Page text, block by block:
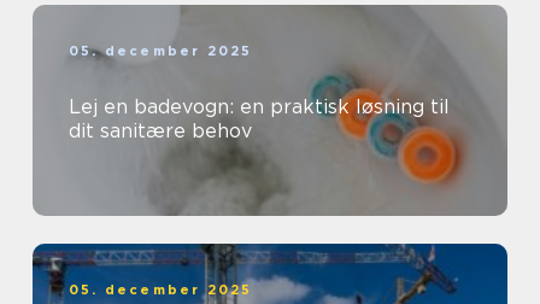
05. december 2025
Lej en badevogn: en praktisk løsning til
dit sanitære behov
05. december 2025